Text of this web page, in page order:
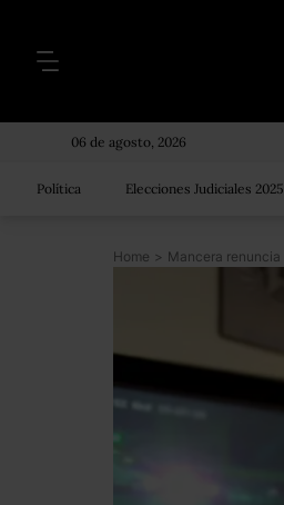
06 de agosto, 2026
Política Elecciones Judiciales 2025
Home >